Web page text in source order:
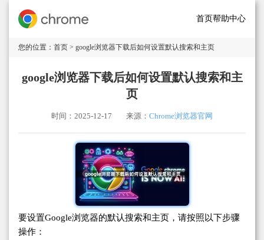
首页帮助中心
您的位置： 首页 > google浏览器下载后如何设置默认搜索和主页
google浏览器下载后如何设置默认搜索和主
页
时间：2025-12-17 来源： Chrome浏览器官网
要设置Google浏览器的默认搜索和主页，请按照以下步骤
操作：